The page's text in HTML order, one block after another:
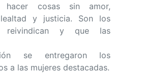
hacer cosas sin amor,
y justicia. Son los
reivindican y que las
se entregaron los
a las mujeres destacadas.